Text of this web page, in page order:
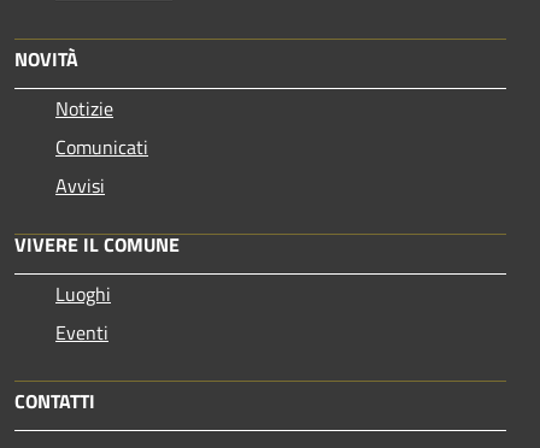
NOVITÀ
Notizie
Comunicati
Avvisi
VIVERE IL COMUNE
Luoghi
Eventi
CONTATTI